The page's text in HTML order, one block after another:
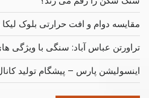
مقایسه دوام و افت حرارتی بلوک
تراورتن عباس آباد: سنگی با ویژگی
اینسولیشن پارس – پیشگام تولید